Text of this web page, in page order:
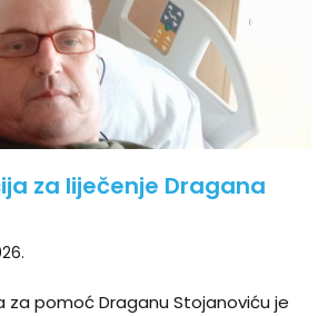
za liječenje Dragana
za pomoć Draganu Stojanoviću je